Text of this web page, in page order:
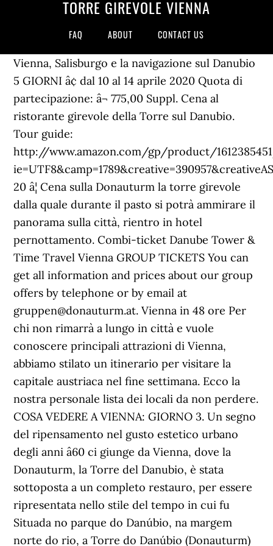
TORRE GIREVOLE VIENNA
FAQ ABOUT CONTACT US
Vienna, Salisburgo e la navigazione sul Danubio
5 GIORNI â¢ dal 10 al 14 aprile 2020 Quota di
partecipazione: â¬ 775,00 Suppl. Cena al
ristorante girevole della Torre sul Danubio.
Tour guide:
http://www.amazon.com/gp/product/
20 â¦ Cena sulla Donauturm la torre girevole
dalla quale durante il pasto si potrà ammirare il
panorama sulla città, rientro in hotel
pernottamento. Combi-ticket Danube Tower &
Time Travel Vienna GROUP TICKETS You can
get all information and prices about our group
offers by telephone or by email at
gruppen@donauturm.at. Vienna in 48 ore Per
chi non rimarrà a lungo in città e vuole
conoscere principali attrazioni di Vienna,
abbiamo stilato un itinerario per visitare la
capitale austriaca nel fine settimana. Ecco la
nostra personale lista dei locali da non perdere.
COSA VEDERE A VIENNA: GIORNO 3. Un segno
del ripensamento nel gusto estetico urbano
degli anni â60 ci giunge da Vienna, dove la
Donauturm, la Torre del Danubio, è stata
sottoposta a un completo restauro, per essere
ripresentata nello stile del tempo in cui fu
Situada no parque do Danúbio, na margem
norte do rio, a Torre do Danúbio (Donauturm)